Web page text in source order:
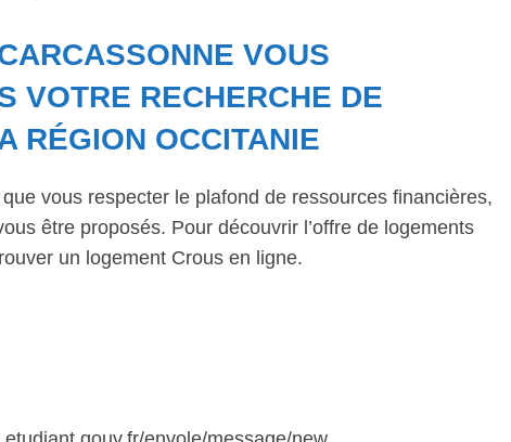
VOUS
VOTRE RECHERCHE DE
RÉGION OCCITANIE
vous respecter le plafond de ressources financières,
être proposés. Pour découvrir l’offre de logements
un logement Crous en ligne.